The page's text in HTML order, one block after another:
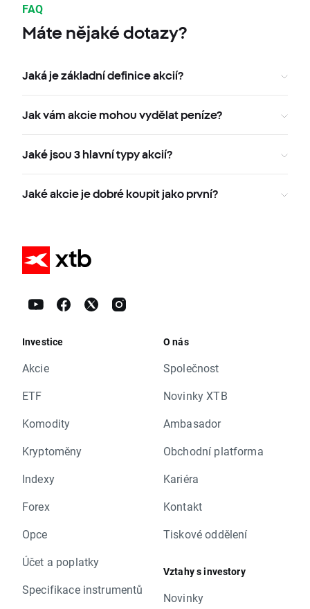
FAQ
Máte nějaké dotazy?
Jaká je základní definice akcií?
Jak vám akcie mohou vydělat peníze?
Jaké jsou 3 hlavní typy akcií?
Jaké akcie je dobré koupit jako první?
Investice
Akcie
ETF
Komodity
Kryptoměny
Indexy
Forex
Opce
Účet a poplatky
Specifikace instrumentů
O nás
Společnost
Novinky XTB
Ambasador
Obchodní platforma
Kariéra
Kontakt
Tiskové oddělení
Vztahy s investory
Novinky